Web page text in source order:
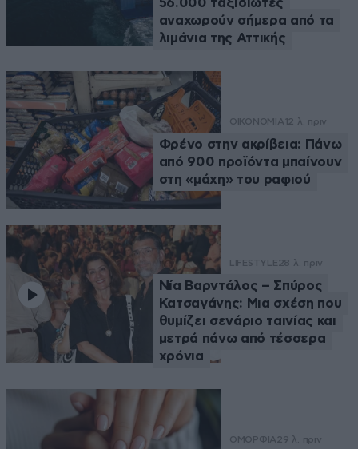
56.000 ταξιδιώτες
αναχωρούν σήμερα από τα
λιμάνια της Αττικής
ΟΙΚΟΝΟΜΙΑ 12 λ. πριν
Φρένο στην ακρίβεια: Πάνω
από 900 προϊόντα μπαίνουν
στη «μάχη» του ραφιού
LIFESTYLE 28 λ. πριν
Νία Βαρντάλος – Σπύρος
Κατσαγάνης: Μια σχέση που
θυμίζει σενάριο ταινίας και
μετρά πάνω από τέσσερα
χρόνια
ΟΜΟΡΦΙΑ 29 λ. πριν